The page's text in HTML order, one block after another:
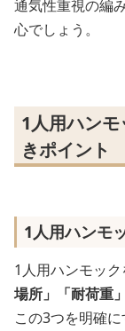
通気性重視の編
心でしょう。
1人用ハン
きポイント
1人用ハンモ
1人用ハンモック
場所」「耐荷重
この3つを明確